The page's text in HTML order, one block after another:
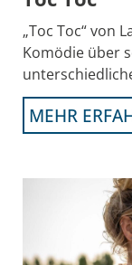
„Toc Toc“ von
Komödie über
MEHR